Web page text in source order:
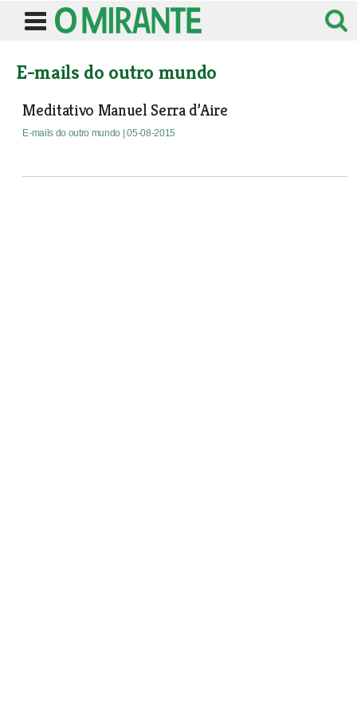
E-mails do outro mundo
Meditativo Manuel Serra d’Aire
E-mails do outro mundo | 05-08-2015